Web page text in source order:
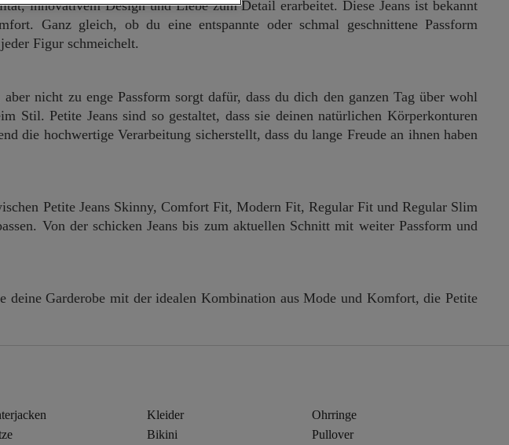
innovativem Design und Liebe zum Detail erarbeitet. Diese Jeans ist bekannt
Ganz gleich, ob du eine entspannte oder schmal geschnittene Passform
Figur schmeichelt.
nicht zu enge Passform sorgt dafür, dass du dich den ganzen Tag über wohl
Petite Jeans sind so gestaltet, dass sie deinen natürlichen Körperkonturen
die hochwertige Verarbeitung sicherstellt, dass du lange Freude an ihnen haben
Petite Jeans Skinny, Comfort Fit, Modern Fit, Regular Fit und Regular Slim
Von der schicken Jeans bis zum aktuellen Schnitt mit weiter Passform und
deine Garderobe mit der idealen Kombination aus Mode und Komfort, die Petite
Kleider
Ohrringe
Bikini
Pullover